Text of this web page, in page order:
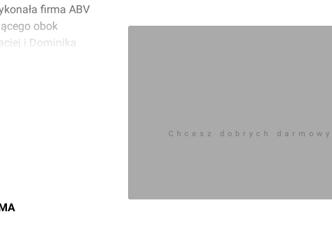
firma ABV
obok
i Dominika
Chcesz dobrych